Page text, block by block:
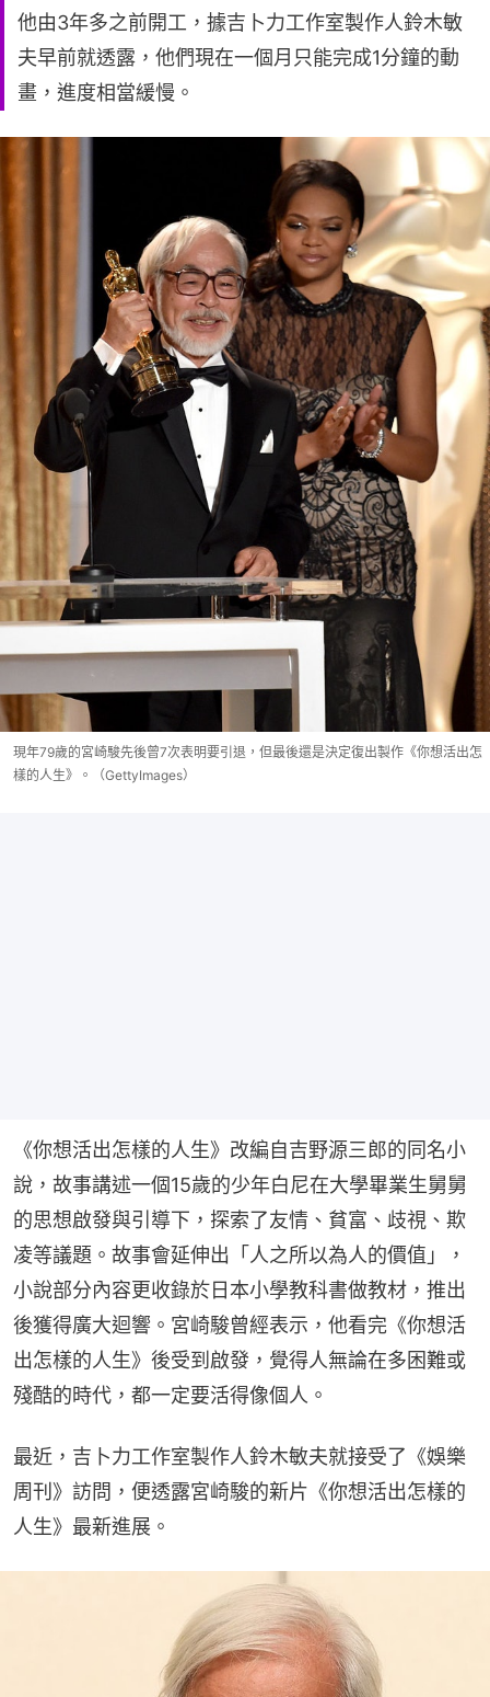
他由3年多之前開工，據吉卜力工作室製作人鈴木敏
夫早前就透露，他們現在一個月只能完成1分鐘的動
畫，進度相當緩慢。
現年79歲的宮崎駿先後曾7次表明要引退，但最後還是決定復出製作《你想活出怎
樣的人生》。（GettyImages）
《你想活出怎樣的人生》改編自吉野源三郎的同名小
說，故事講述一個15歲的少年白尼在大學畢業生舅舅
的思想啟發與引導下，探索了友情、貧富、歧視、欺
凌等議題。故事會延伸出「人之所以為人的價值」，
小說部分內容更收錄於日本小學教科書做教材，推出
後獲得廣大迴響。宮崎駿曾經表示，他看完《你想活
出怎樣的人生》後受到啟發，覺得人無論在多困難或
殘酷的時代，都一定要活得像個人。
最近，吉卜力工作室製作人鈴木敏夫就接受了《娛樂
周刊》訪問，便透露宮崎駿的新片《你想活出怎樣的
人生》最新進展。